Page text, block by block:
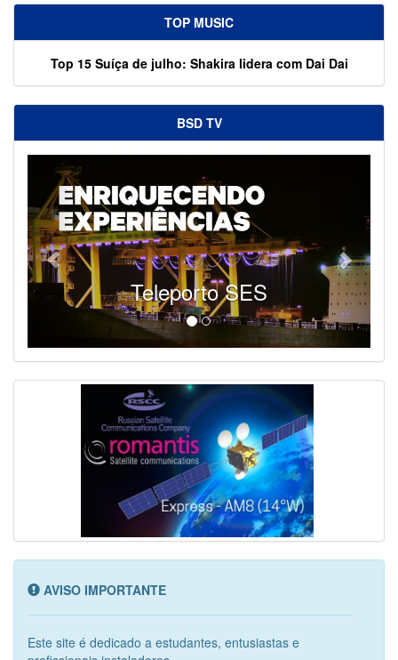
TOP MUSIC
Top 15 Suíça de julho: Shakira lidera com Dai Dai
BSD TV
Teleporto SES
AVISO IMPORTANTE
Este site é dedicado a estudantes, entusiastas e